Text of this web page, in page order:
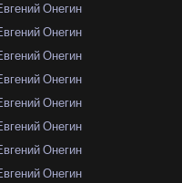
Онегин
Онегин
Онегин
Онегин
Онегин
Онегин
Онегин
Онегин